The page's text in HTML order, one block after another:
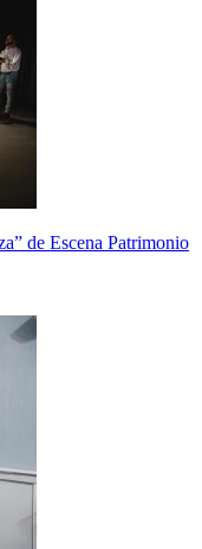
de Escena Patrimonio